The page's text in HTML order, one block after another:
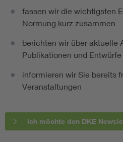
fassen wir die wichtigsten
Normung kurz zusammen
berichten wir über aktuelle
Publikationen und Entwürfe
informieren wir Sie bereits
Veranstaltungen
Ich möchte den DKE